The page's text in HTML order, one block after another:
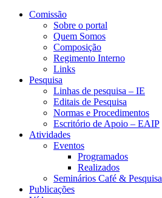
Comissão
Sobre o portal
Quem Somos
Composição
Regimento Interno
Links
Pesquisa
Linhas de pesquisa – IE
Editais de Pesquisa
Normas e Procedimentos
Escritório de Apoio – EAIP
Atividades
Eventos
Programados
Realizados
Seminários Café & Pesquisa
Publicações